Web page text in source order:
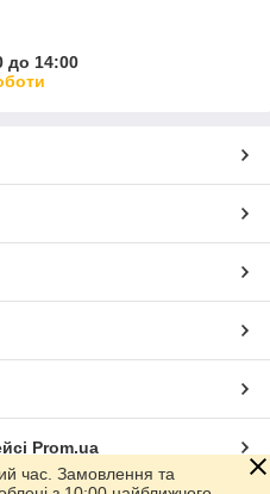
до 14:00
Prom.ua
час. Замовлення та